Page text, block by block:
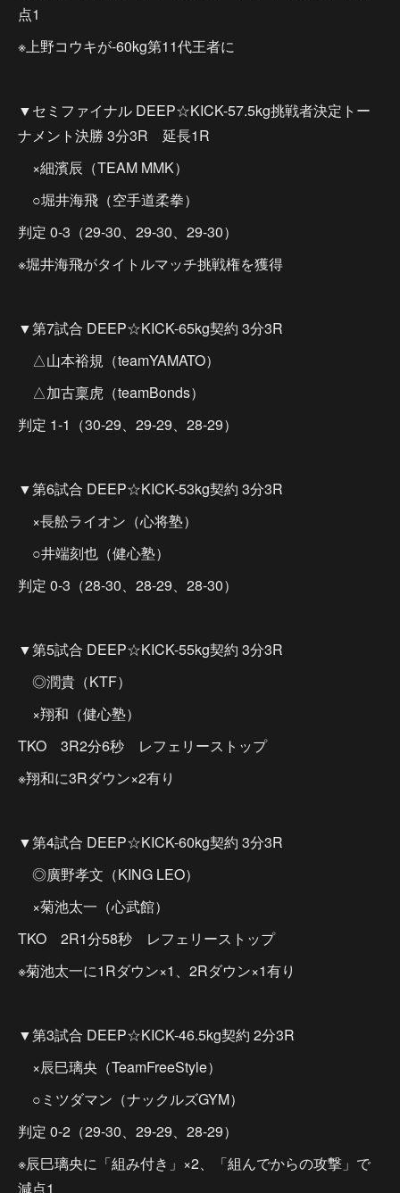
点1
※上野コウキが-60kg第11代王者に
▼セミファイナル DEEP☆KICK-57.5kg挑戦者決定トー
ナメント決勝 3分3R 延長1R
×細濱辰（TEAM MMK）
○堀井海飛（空手道柔拳）
判定 0-3（29-30、29-30、29-30）
※堀井海飛がタイトルマッチ挑戦権を獲得
▼第7試合 DEEP☆KICK-65kg契約 3分3R
△山本裕規（teamYAMATO）
△加古稟虎（teamBonds）
判定 1-1（30-29、29-29、28-29）
▼第6試合 DEEP☆KICK-53kg契約 3分3R
×長舩ライオン（心将塾）
○井端刻也（健心塾）
判定 0-3（28-30、28-29、28-30）
▼第5試合 DEEP☆KICK-55kg契約 3分3R
◎潤貴（KTF）
×翔和（健心塾）
TKO 3R2分6秒 レフェリーストップ
※翔和に3Rダウン×2有り
▼第4試合 DEEP☆KICK-60kg契約 3分3R
◎廣野孝文（KING LEO）
×菊池太一（心武館）
TKO 2R1分58秒 レフェリーストップ
※菊池太一に1Rダウン×1、2Rダウン×1有り
▼第3試合 DEEP☆KICK-46.5kg契約 2分3R
×辰巳璃央（TeamFreeStyle）
○ミツダマン（ナックルズGYM）
判定 0-2（29-30、29-29、28-29）
※辰巳璃央に「組み付き」×2、「組んでからの攻撃」で
減点1